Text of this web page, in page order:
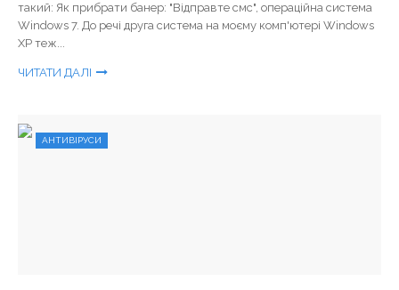
такий: Як прибрати банер: "Відправте смс", операційна система
Windows 7. До речі друга система на моєму комп'ютері Windows
XP теж...
ЧИТАТИ ДАЛІ
АНТИВІРУСИ